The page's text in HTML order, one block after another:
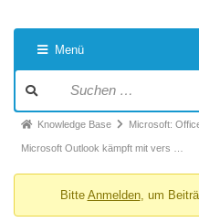
Menü
Knowledge Base Microsoft:
Microsoft Outlook kämpft mit vers …
Bitte Anmelden, um